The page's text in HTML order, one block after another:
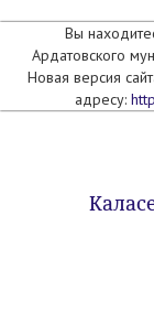
Вы
Ардатовского
Новая версия
адресу: